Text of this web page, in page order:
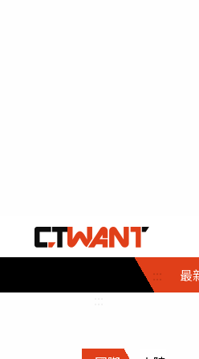
::: 最
社會首頁
時事
調查